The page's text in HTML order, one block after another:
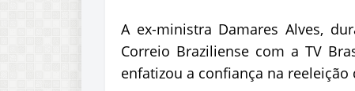
A ex-ministra Damares Alves,
Correio Braziliense com a TV
enfatizou a confiança na